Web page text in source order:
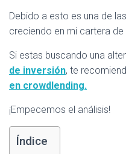
Debido a esto es una de
creciendo en mi cartera
Si estas buscando una
de inversión, te
en crowdlending.
¡Empecemos el análisis!
Índice